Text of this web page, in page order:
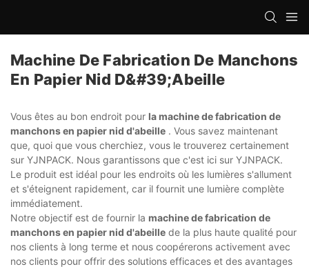
Machine De Fabrication De Manchons
En Papier Nid D&#39;abeille
Vous êtes au bon endroit pour la machine de fabrication de
manchons en papier nid d'abeille . Vous savez maintenant
que, quoi que vous cherchiez, vous le trouverez certainement
sur YJNPACK. Nous garantissons que c'est ici sur YJNPACK.
Le produit est idéal pour les endroits où les lumières s'allument
et s'éteignent rapidement, car il fournit une lumière complète
immédiatement.
Notre objectif est de fournir la machine de fabrication de
manchons en papier nid d'abeille de la plus haute qualité pour
nos clients à long terme et nous coopérerons activement avec
nos clients pour offrir des solutions efficaces et des avantages